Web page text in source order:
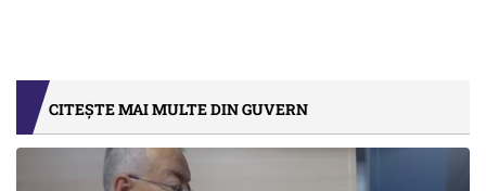
CITEȘTE MAI MULTE DIN GUVERN